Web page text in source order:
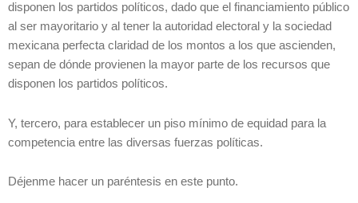
disponen los partidos políticos, dado que el financiamiento público
al ser mayoritario y al tener la autoridad electoral y la sociedad
mexicana perfecta claridad de los montos a los que ascienden,
sepan de dónde provienen la mayor parte de los recursos que
disponen los partidos políticos.
Y, tercero, para establecer un piso mínimo de equidad para la
competencia entre las diversas fuerzas políticas.
Déjenme hacer un paréntesis en este punto.